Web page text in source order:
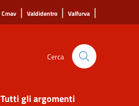
Cmav | Valdidentro | Valfurva |
Cerca
Tutti gli argomenti